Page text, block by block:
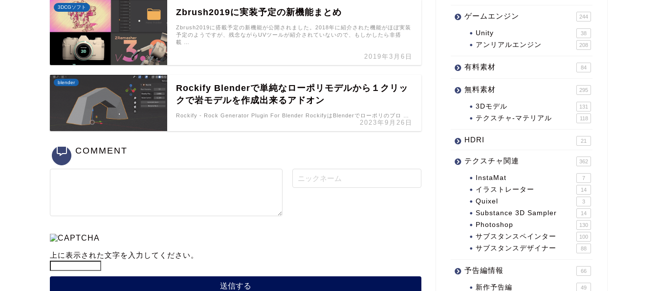
3DCGソフト
Zbrush2019に実装予定の新機能まとめ
2019年3月6日
Zbrush2019に搭載予定の新機能が公開されました。2018年に紹介された機能がほぼ実装
予定のようですが、残念ながらUVツールが紹介されていないので、もしかしたら非搭
載 …
blender
Rockify Blenderで単純なローポリモデルから１クリッ
クで岩モデルを作成出来るアドオン
2023年9月26日
Rockify - Rock Generator Plugin For Blender RockifyはBlenderでローポリのブロ …
COMMENT
上に表示された文字を入力してください。
ゲームエンジン 244
Unity 38
アンリアルエンジン 208
有料素材 84
無料素材 295
3Dモデル 131
テクスチャ-マテリアル 118
HDRI 21
テクスチャ関連 362
InstaMat 7
イラストレーター 14
Quixel 3
Substance 3D Sampler 14
Photoshop 130
サブスタンスペインター 100
サブスタンスデザイナー 88
予告編情報 66
新作予告編 49